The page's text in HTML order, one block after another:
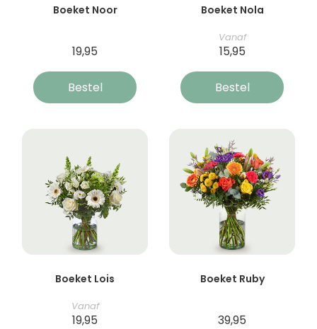
Boeket Noor
19,95
Bestel
Boeket Nola
Vanaf
15,95
Bestel
Boeket Lois
Vanaf
19,95
Boeket Ruby
39,95